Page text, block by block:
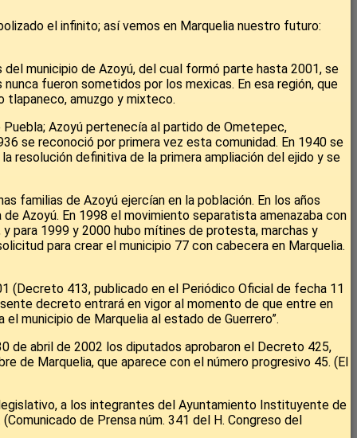
el infinito; así vemos en Marquelia nuestro futuro:
municipio de Azoyú, del cual formó parte hasta 2001, se
fueron sometidos por los mexicas. En esa región, que
tlapaneco, amuzgo y mixteco.
Azoyú pertenecía al partido de Ometepec,
se reconoció por primera vez esta comunidad. En 1940 se
resolución definitiva de la primera ampliación del ejido y se
familias de Azoyú ejercían en la población. En los años
Azoyú. En 1998 el movimiento separatista amenazaba con
para 1999 y 2000 hubo mítines de protesta, marchas y
para crear el municipio 77 con cabecera en Marquelia.
(Decreto 413, publicado en el Periódico Oficial de fecha 11
decreto entrará en vigor al momento de que entre en
municipio de Marquelia al estado de Guerrero”.
de abril de 2002 los diputados aprobaron el Decreto 425,
de Marquelia, que aparece con el número progresivo 45. (El
a los integrantes del Ayuntamiento Instituyente de
de Prensa núm. 341 del H. Congreso del